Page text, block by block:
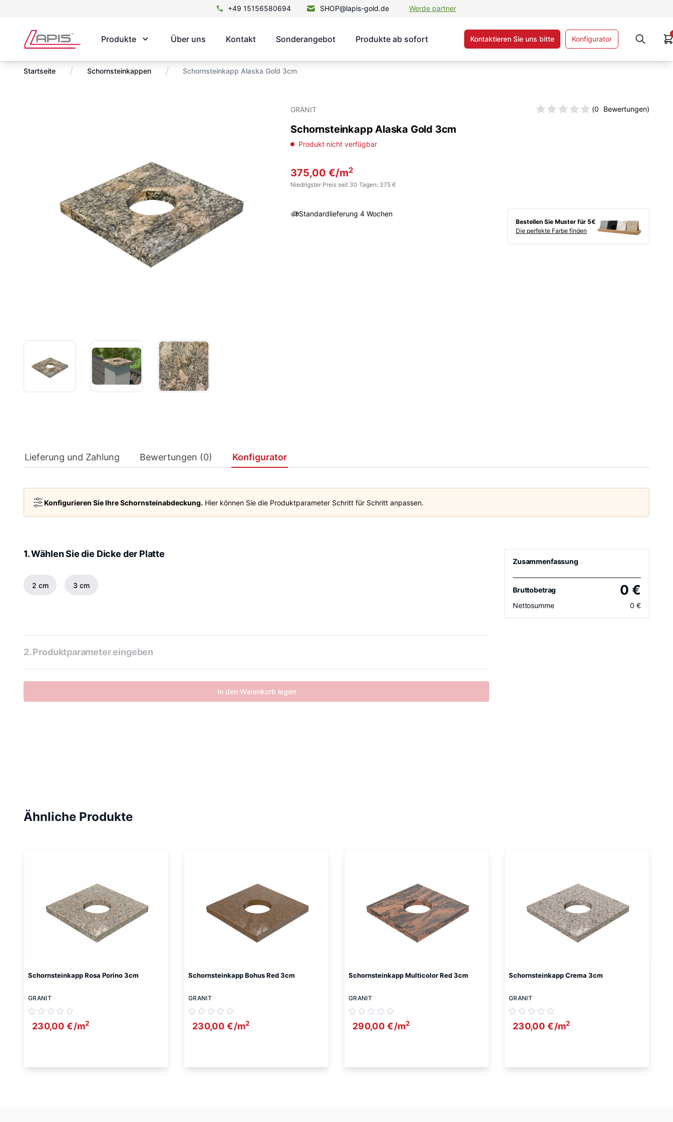
+49 15156580694 SHOP@lapis-gold.de Werde partner
Produkte Über uns Kontakt Sonderangebot Produkte ab sofort Kontaktieren Sie uns bitte Konfigurator
Startseite / Schornsteinkappen / Schornsteinkapp Alaska Gold 3cm
GRANIT (0 Bewertungen)
Schornsteinkapp Alaska Gold 3cm
Produkt nicht verfügbar
375,00€/m2
Niedrigster Preis seit 30 Tagen: 375 €
Standardlieferung 4 Wochen
Bestellen Sie Muster für 5€
Die perfekte Farbe finden
Lieferung und Zahlung Bewertungen (0) Konfigurator
Konfigurieren Sie Ihre Schornsteinabdeckung. Hier können Sie die Produktparameter Schritt für Schritt anpassen.
1. Wählen Sie die Dicke der Platte
2 cm 3 cm
2. Produktparameter eingeben
In den Warenkorb legen
Zusammenfassung
Bruttobetrag 0 €
Nettosumme 0 €
Ähnliche Produkte
Schornsteinkapp Rosa Porino 3cm
GRANIT
230,00 €/m2
Schornsteinkapp Bohus Red 3cm
GRANIT
230,00 €/m2
Schornsteinkapp Multicolor Red 3cm
GRANIT
290,00 €/m2
Schornsteinkapp Crema 3cm
GRANIT
230,00 €/m2